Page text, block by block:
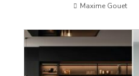
Maxime Gouet